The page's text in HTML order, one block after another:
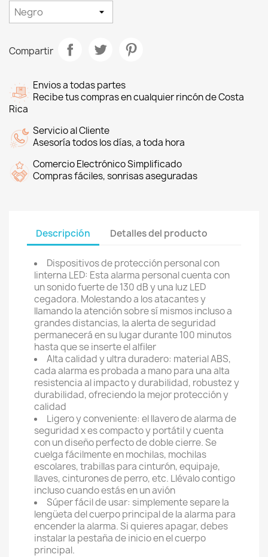
Compartir
Envios a todas partes
Recibe tus compras en cualquier rincón de Costa
Rica
Servicio al Cliente
Asesoría todos los días, a toda hora
Comercio Electrónico Simplificado
Compras fáciles, sonrisas aseguradas
Descripción Detalles del producto
Dispositivos de protección personal con
linterna LED: Esta alarma personal cuenta con
un sonido fuerte de 130 dB y una luz LED
cegadora. Molestando a los atacantes y
llamando la atención sobre sí mismos incluso a
grandes distancias, la alerta de seguridad
permanecerá en su lugar durante 100 minutos
hasta que se inserte el alfiler
Alta calidad y ultra duradero: material ABS,
cada alarma es probada a mano para una alta
resistencia al impacto y durabilidad, robustez y
durabilidad, ofreciendo la mejor protección y
calidad
Ligero y conveniente: el llavero de alarma de
seguridad x es compacto y portátil y cuenta
con un diseño perfecto de doble cierre. Se
cuelga fácilmente en mochilas, mochilas
escolares, trabillas para cinturón, equipaje,
llaves, cinturones de perro, etc. Llévalo contigo
incluso cuando estás en un avión
Súper fácil de usar: simplemente separe la
lengüeta del cuerpo principal de la alarma para
encender la alarma. Si quieres apagar, debes
instalar la pestaña de inicio en el cuerpo
principal.